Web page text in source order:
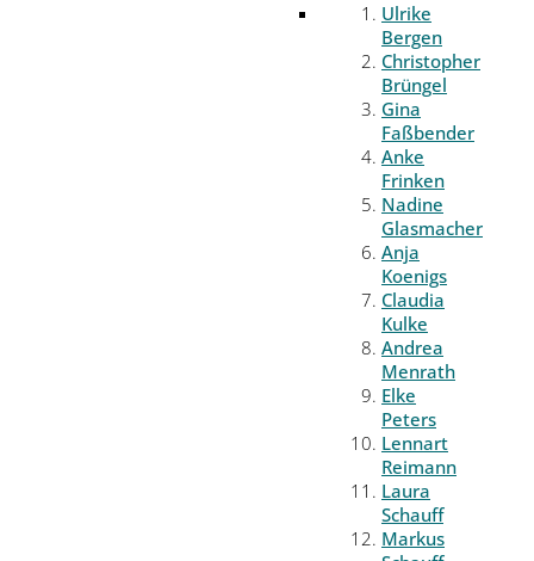
Ulrike
Bergen
Christopher
Brüngel
Gina
Faßbender
Anke
Frinken
Nadine
Glasmacher
Anja
Koenigs
Claudia
Kulke
Andrea
Menrath
Elke
Peters
Lennart
Reimann
Laura
Schauff
Markus